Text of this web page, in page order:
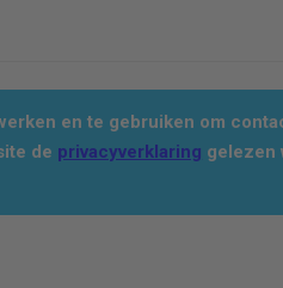
en te gebruiken om
de privacyverklaring gelezen